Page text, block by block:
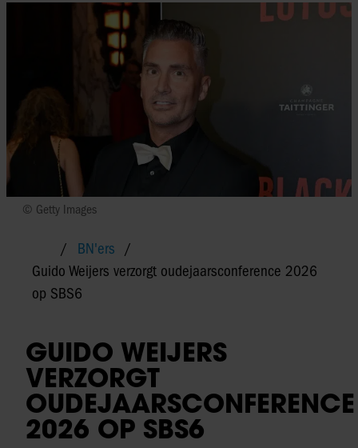
© Getty Images
BN'ers
Guido Weijers verzorgt oudejaarsconference 2026
op SBS6
GUIDO WEIJERS
VERZORGT
OUDEJAARSCONFERENCE
2026 OP SBS6